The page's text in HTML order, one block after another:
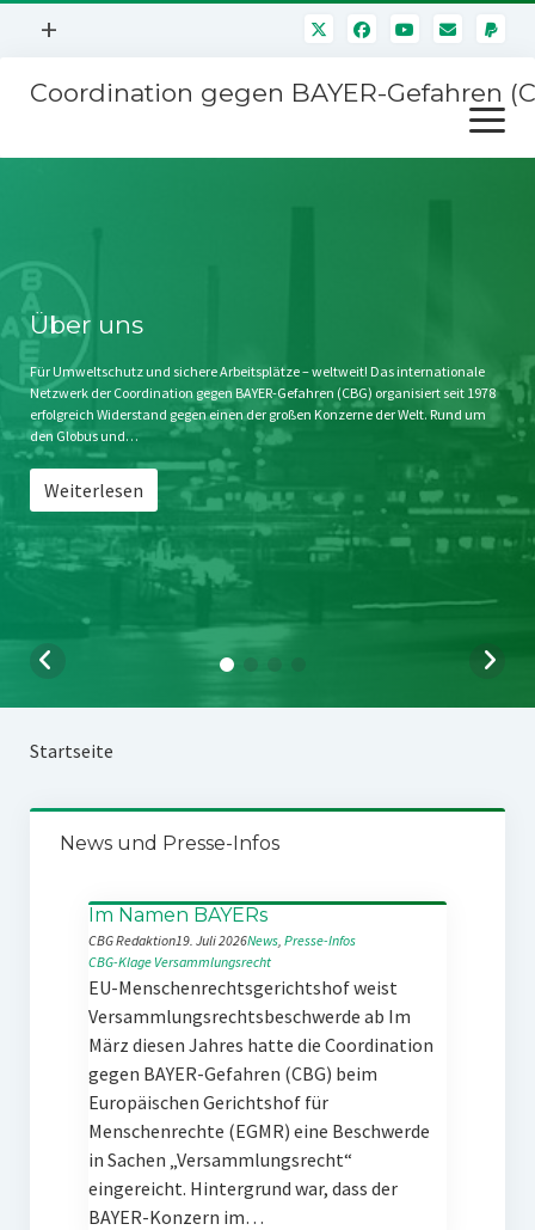
Menü
+
Mitmachen
Kontakt
Impressum
Störfälle
Coordination gegen BAYER-Gefahren
Menü
öffnen
Stichwort BAYER
Jahrestagung
SPENDEN
Über uns
Für Umweltschutz und sichere Arbeitsplätze – weltweit! Das internationale
Netzwerk der Coordination gegen BAYER-Gefahren (CBG) organisiert seit 1978
erfolgreich Widerstand gegen einen der großen Konzerne der Welt. Rund um
den Globus und…
Weiterlesen
Startseite
News und Presse-Infos
Im Namen BAYERs
CBG Redaktion19. Juli 2026News, Presse-Infos
CBG-Klage Versammlungsrecht
EU-Menschenrechtsgerichtshof weist
Versammlungsrechtsbeschwerde ab Im
März diesen Jahres hatte die Coordination
gegen BAYER-Gefahren (CBG) beim
Europäischen Gerichtshof für
Menschenrechte (EGMR) eine Beschwerde
in Sachen „Versammlungsrecht“
eingereicht. Hintergrund war, dass der
BAYER-Konzern im…